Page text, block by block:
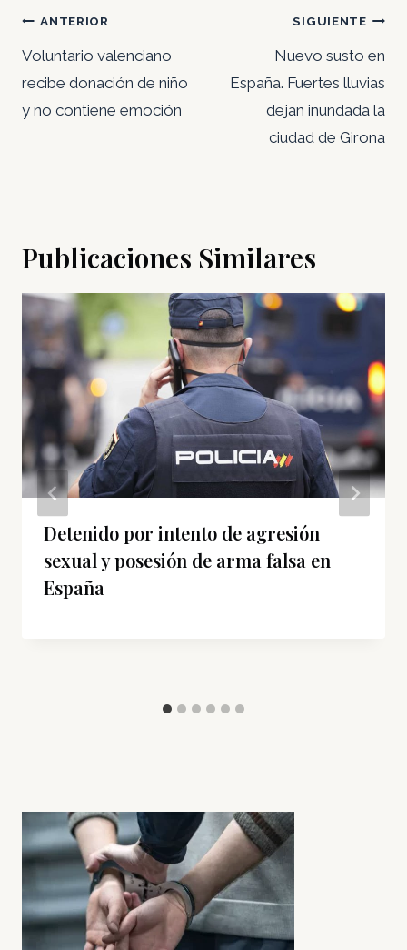
Navegación
de
entradas
ANTERIOR
Voluntario valenciano
recibe donación de niño
y no contiene emoción
SIGUIENTE
Nuevo susto en
España. Fuertes lluvias
dejan inundada la
ciudad de Girona
Publicaciones Similares
Detenido por intento de agresión
sexual y posesión de arma falsa en
España